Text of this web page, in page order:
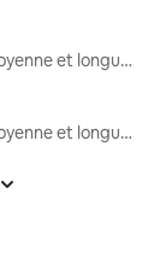
Locations moyenne et longue durée
Locations moyenne et longue durée